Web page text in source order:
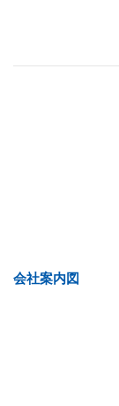
会社案内図